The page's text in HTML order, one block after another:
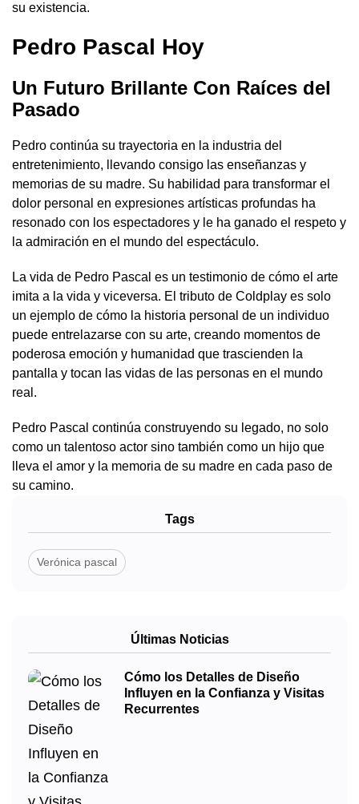
su existencia.
Pedro Pascal Hoy
Un Futuro Brillante Con Raíces del
Pasado
Pedro continúa su trayectoria en la industria del
entretenimiento, llevando consigo las enseñanzas y
memorias de su madre. Su habilidad para transformar el
dolor personal en expresiones artísticas profundas ha
resonado con los espectadores y le ha ganado el respeto y
la admiración en el mundo del espectáculo.
La vida de Pedro Pascal es un testimonio de cómo el arte
imita a la vida y viceversa. El tributo de Coldplay es solo
un ejemplo de cómo la historia personal de un individuo
puede entrelazarse con su arte, creando momentos de
poderosa emoción y humanidad que trascienden la
pantalla y tocan las vidas de las personas en el mundo
real.
Pedro Pascal continúa construyendo su legado, no solo
como un talentoso actor sino también como un hijo que
lleva el amor y la memoria de su madre en cada paso de
su camino.
Tags
Verónica pascal
Últimas Noticias
Cómo los Detalles de Diseño
Influyen en la Confianza y Visitas
Recurrentes